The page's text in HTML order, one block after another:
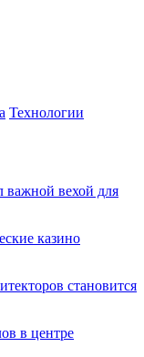
Технологии
важной вехой для
казино
становится
в центре